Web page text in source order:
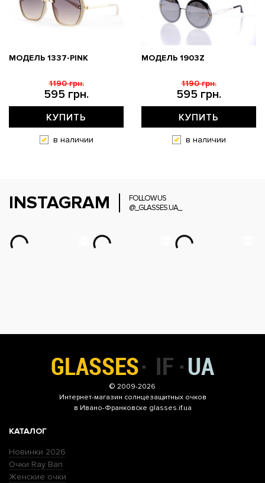
МОДЕЛЬ 1337-PINK
595 грн.
1190 грн.
КУПИТЬ
в наличии
МОДЕЛЬ 1903Z
595 грн.
1190 грн.
КУПИТЬ
в наличии
INSTAGRAM
FOLLOW US
@_GLASSES.UA_
© 2009-2026
Интернет-магазин солнцезащитных очков
в Ивано-Франковске glasses.if.ua
КАТАЛОГ
Новинки 2026
Очки Ray Ban
Женские очки